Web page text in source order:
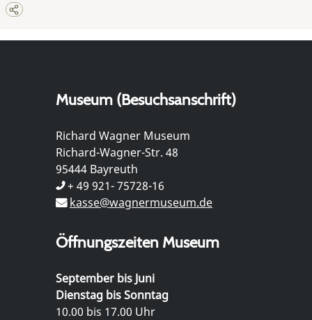
Museum (Besuchsanschrift)
Richard Wagner Museum
Richard-Wagner-Str. 48
95444 Bayreuth
+ 49 921- 75728-16
kasse@wagnermuseum.de
Öffnungszeiten Museum
September bis Juni
Dienstag bis Sonntag
10.00 bis 17.00 Uhr